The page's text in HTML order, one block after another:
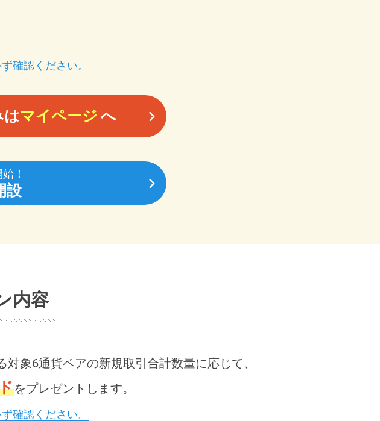
確認ください。
はマイページ へ
！
設
内容
象6通貨ペアの新規取引合計数量に応じて、
をプレゼントします。
確認ください。